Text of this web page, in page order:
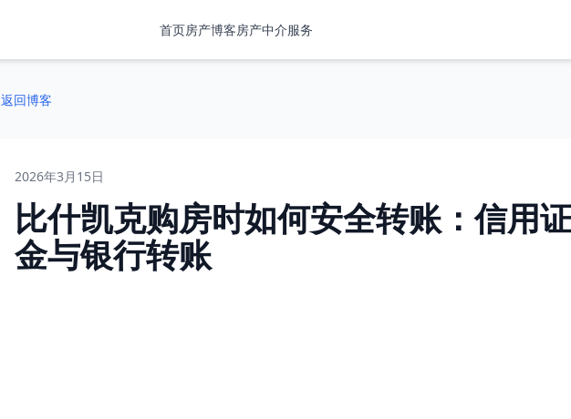
首页房产博客房产中介服务
返回博客
2026年3月15日
比什凯克购房时如何安全转账：信用
金与银行转账